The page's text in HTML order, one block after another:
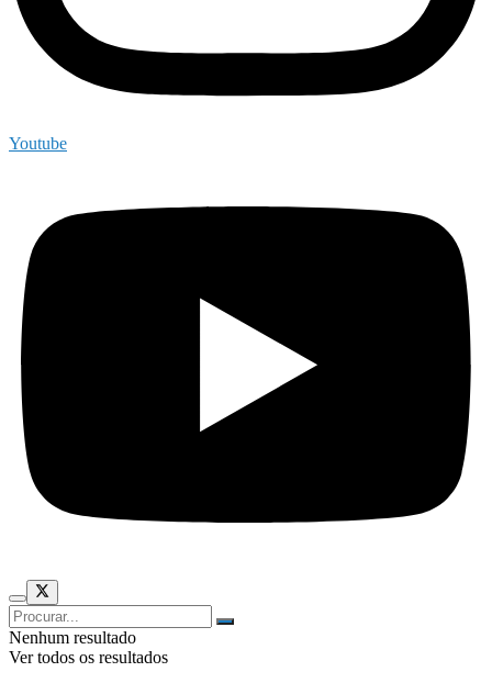
Youtube
Nenhum resultado
Ver todos os resultados